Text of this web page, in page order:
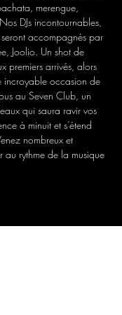
merengue,
DJs incontournables,
accompagnés par
Joolio. Un shot de
premiers arrivés, alors
incroyable occasion de
au Seven Club, un
qui saura ravir vos
à minuit et s’étend
nombreux et
au rythme de la musique